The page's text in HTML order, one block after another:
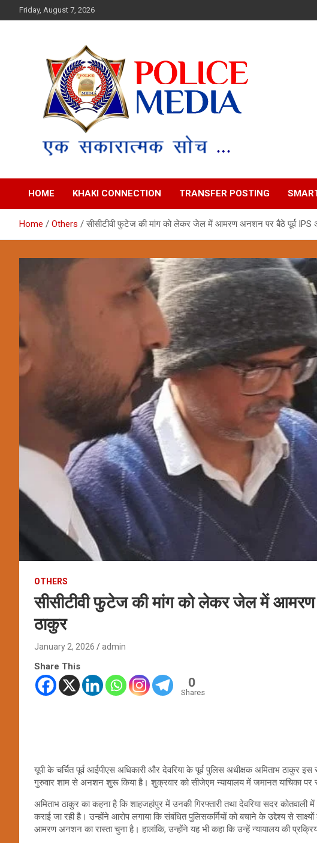
to
Friday, August 7, 2026
Police Media News
HOME KHAKI CONNECTION TRANSFER POSTING
Home Others सीसीटीवी फुटेज की मांग को लेकर जेल में आमरण अनशन पर बैठे पूर्व IPS
OTHERS
सीसीटीवी फुटेज की मांग को लेकर जेल में आमरण
ठाकुर
January 2, 2026 admin
Share This
0
Shares
यूपी के चर्चित पूर्व आईपीएस अधिकारी और देवरिया के पूर्व पुलिस अधीक्षक अमिताभ ठाकुर
गुरुवार शाम से अनशन शुरू किया है। शुक्रवार को सीजेएम न्यायालय में जमानत याचिका पर
अमिताभ ठाकुर का कहना है कि शाहजहांपुर में उनकी गिरफ्तारी तथा देवरिया सदर कोतवाली में
कराई जा रही है। उन्होंने आरोप लगाया कि संबंधित पुलिसकर्मियों को बचाने के उद्देश्य से
आमरण अनशन का रास्ता चुना है। हालांकि, उन्होंने यह भी कहा कि उन्हें न्यायालय की